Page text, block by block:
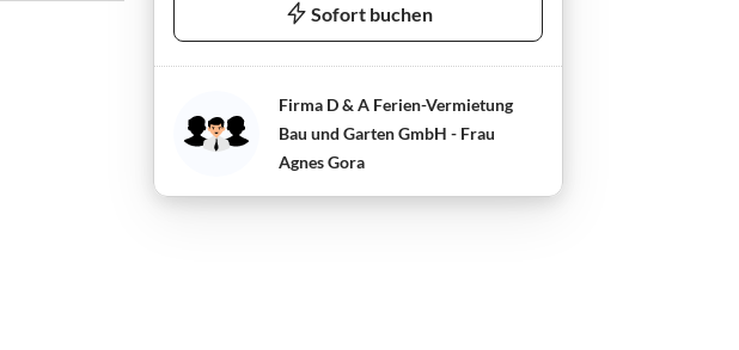
Sofort buchen
Firma D & A Ferien-Vermietung
Bau und Garten GmbH - Frau
Agnes Gora